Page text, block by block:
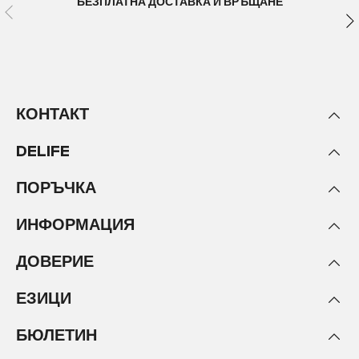
КОНТАКТ
DELIFE
ПОРЪЧКА
ИНФОРМАЦИЯ
ДОВЕРИЕ
ЕЗИЦИ
БЮЛЕТИН